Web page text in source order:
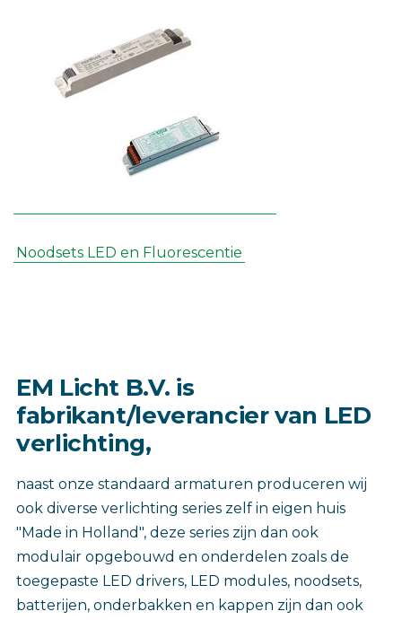
Noodsets LED en Fluorescentie
EM Licht B.V. is
fabrikant/leverancier van LED
verlichting,
naast onze standaard armaturen produceren wij
ook diverse verlichting series zelf in eigen huis
"Made in Holland", deze series zijn dan ook
modulair opgebouwd en onderdelen zoals de
toegepaste LED drivers, LED modules, noodsets,
batterijen, onderbakken en kappen zijn dan ook